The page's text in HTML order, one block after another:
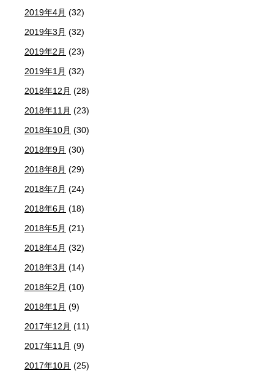
2019年4月 (32)
2019年3月 (32)
2019年2月 (23)
2019年1月 (32)
2018年12月 (28)
2018年11月 (23)
2018年10月 (30)
2018年9月 (30)
2018年8月 (29)
2018年7月 (24)
2018年6月 (18)
2018年5月 (21)
2018年4月 (32)
2018年3月 (14)
2018年2月 (10)
2018年1月 (9)
2017年12月 (11)
2017年11月 (9)
2017年10月 (25)